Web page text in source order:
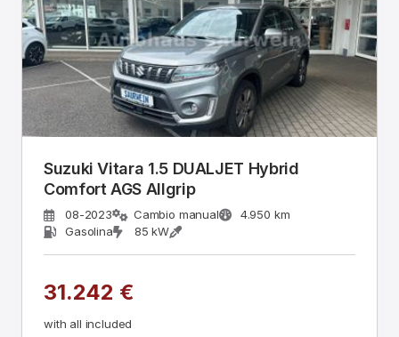
Suzuki Vitara 1.5 DUALJET Hybrid
Comfort AGS Allgrip
08-2023 Cambio manual
4.950 km
Gasolina
85 kW
31.242 €
with all included